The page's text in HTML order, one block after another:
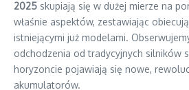
2025 skupiają się w dużej mierze na
właśnie aspektów, zestawiając
istniejącymi już modelami.
odchodzenia od tradycyjnych silników
horyzoncie pojawiają się nowe,
akumulatorów.